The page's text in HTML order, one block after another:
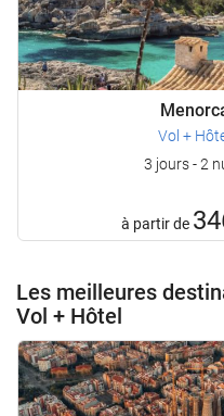
Vol +
3 jours - 2
à partir de
Les meilleures
Vol + Hôtel